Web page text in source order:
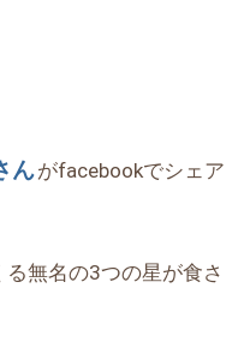
んがfacebookでシェア
無名の3つの星が食さ